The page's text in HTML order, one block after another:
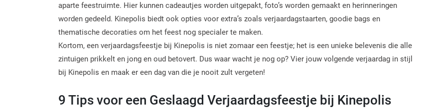
aparte feestruimte. Hier kunnen cadeautjes worden uitgepakt, foto’s worden gemaakt en herinneringen
worden gedeeld. Kinepolis biedt ook opties voor extra’s zoals verjaardagstaarten, goodie bags en
thematische decoraties om het feest nog specialer te maken.
Kortom, een verjaardagsfeestje bij Kinepolis is niet zomaar een feestje; het is een unieke belevenis die alle
zintuigen prikkelt en jong en oud betovert. Dus waar wacht je nog op? Vier jouw volgende verjaardag in stijl
bij Kinepolis en maak er een dag van die je nooit zult vergeten!
9 Tips voor een Geslaagd Verjaardagsfeestje bij Kinepolis